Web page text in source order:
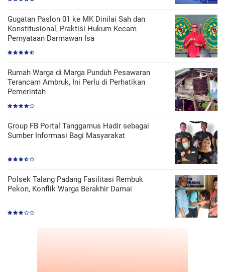
Gugatan Paslon 01 ke MK Dinilai Sah dan
Konstitusional, Praktisi Hukum Kecam
Pernyataan Darmawan Isa
Rumah Warga di Marga Punduh Pesawaran
Terancam Ambruk, Ini Perlu di Perhatikan
Pemerintah
Group FB Portal Tanggamus Hadir sebagai
Sumber Informasi Bagi Masyarakat
Polsek Talang Padang Fasilitasi Rembuk
Pekon, Konflik Warga Berakhir Damai